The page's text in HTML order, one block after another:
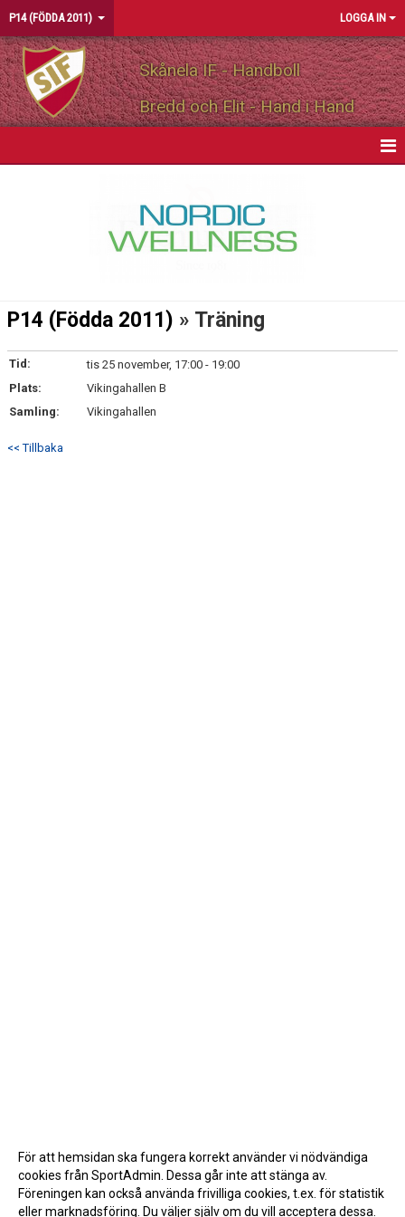
P14 (FÖDDA 2011) LOGGA IN
Skånela IF - Handboll
Bredd och Elit - Hand i Hand
DOKUMENT
KONTAKT
P14 (Födda 2011) » Träning
Tid:
tis 25 november, 17:00 - 19:00
Plats:
Vikingahallen B
Samling:
Vikingahallen
<< Tillbaka
För att hemsidan ska fungera korrekt använder vi nödvändiga
cookies från SportAdmin. Dessa går inte att stänga av.
Föreningen kan också använda frivilliga cookies, t.ex. för statistik
eller marknadsföring. Du väljer själv om du vill acceptera dessa.